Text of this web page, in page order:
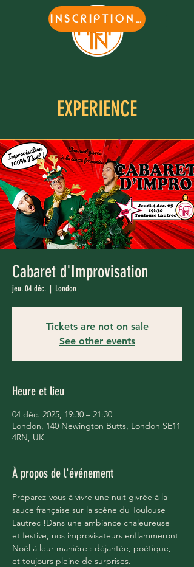
INSCRIPTIONS
EXPERIENCE
Cabaret d'Improvisation
jeu. 04 déc.
  |
London
Tickets are not on sale
See other events
Heure et lieu
04 déc. 2025, 19:30 – 21:30
London, 140 Newington Butts, London SE11
4RN, UK
À propos de l'événement
Préparez-vous à vivre une nuit givrée à la
sauce française sur la scène du Toulouse
Lautrec !Dans une ambiance chaleureuse
et festive, nos improvisateurs enflammeront
Noël à leur manière : déjantée, poétique,
et toujours pleine de surprises.